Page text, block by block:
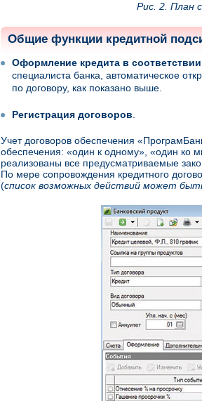
Рис. 2. План
Общие функции кредитной
Оформление кредита в
специалиста банка, автоматическое
по договору, как показано выше.
Регистрация договоров
Учет договоров обеспечения
обеспечения: «один к одному», «один ко
реализованы все предусматриваемые
По мере сопровождения кредитного
(список возможных действий может